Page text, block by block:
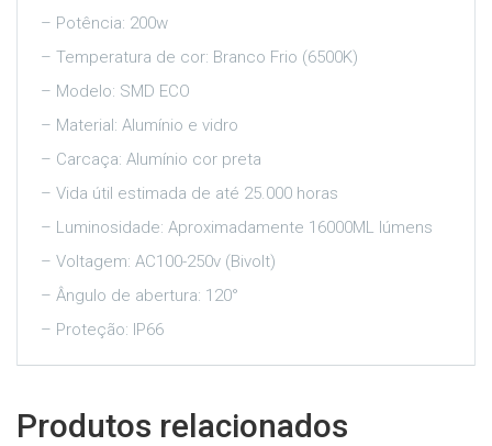
– Potência: 200w
– Temperatura de cor: Branco Frio (6500K)
– Modelo: SMD ECO
– Material: Alumínio e vidro
– Carcaça: Alumínio cor preta
– Vida útil estimada de até 25.000 horas
– Luminosidade: Aproximadamente 16000ML lúmens
– Voltagem: AC100-250v (Bivolt)
– Ângulo de abertura: 120°
– Proteção: IP66
Produtos relacionados